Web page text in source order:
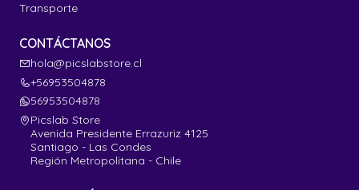
Transporte
CONTÁCTANOS
hola@picslabstore.cl
+56953504878
56953504878
Picslab Store
Avenida Presidente Errazuriz 4125
Santiago - Las Condes
Región Metropolitana - Chile